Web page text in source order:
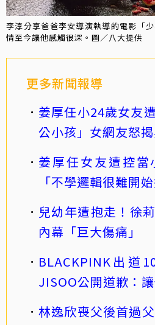
李淳分享爸爸李安導演執導的電影「
情至今讓他感觸很深。圖／八大提供
更多新聞報導
姜厚任小24歲女友
公小孩」女網友怒
姜厚任女友遭控當
「不學邏輯很難開始
兒幼年遭抱走！徐
內幕「巨大傷痛」
BLACKPINK出道
JISOO公開道歉：
林逸欣喪父後首過